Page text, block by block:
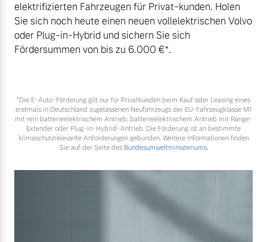
elektrifizierten Fahrzeugen für Privat-kunden. Holen
Sie sich noch heute einen neuen vollelektrischen Volvo
oder Plug-in-Hybrid und sichern Sie sich
Fördersummen von bis zu 6.000 €⁠*.
*Die E‑Auto-Förderung gilt nur für Privatkunden beim Kauf oder Leasing eines
erstmals in Deutschland zugelassenen Neufahrzeugs der EU-Fahrzeugklasse M1
mit rein batterieelektrischem Antrieb, batterieelektrischem Antrieb mit Range-
Extender oder Plug-in-Hybrid-Antrieb. Die Förderung ist an bestimmte
klimaschutzrelevante Anforderungen gebunden. Weitere Informationen finden
Sie auf der Seite des Bundesumweltministeriums.